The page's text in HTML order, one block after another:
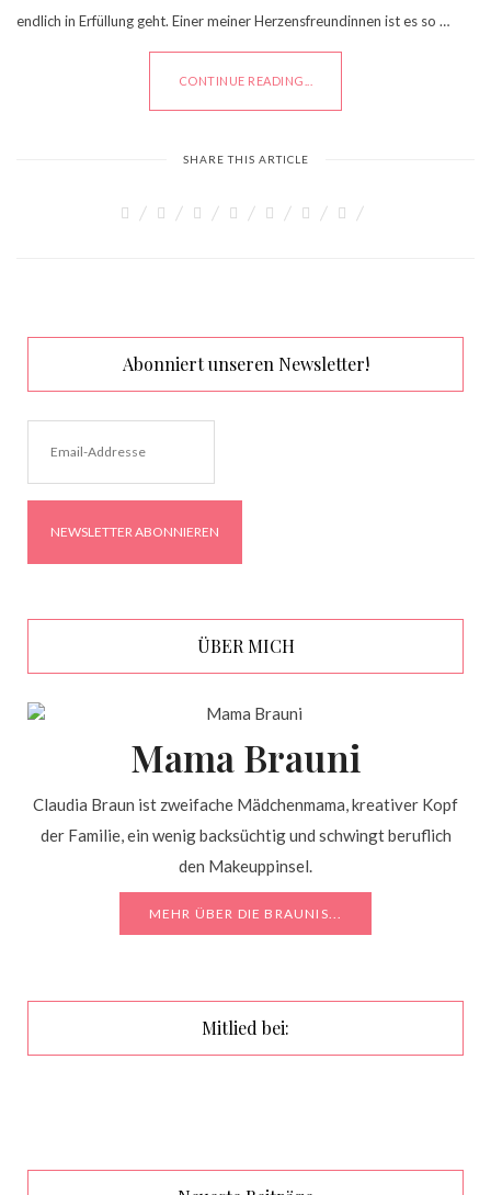
endlich in Erfüllung geht. Einer meiner Herzensfreundinnen ist es so …
CONTINUE READING...
SHARE THIS ARTICLE
Abonniert unseren Newsletter!
ÜBER MICH
Mama Brauni
Claudia Braun ist zweifache Mädchenmama, kreativer Kopf
der Familie, ein wenig backsüchtig und schwingt beruflich
den Makeuppinsel.
MEHR ÜBER DIE BRAUNIS...
Mitlied bei: